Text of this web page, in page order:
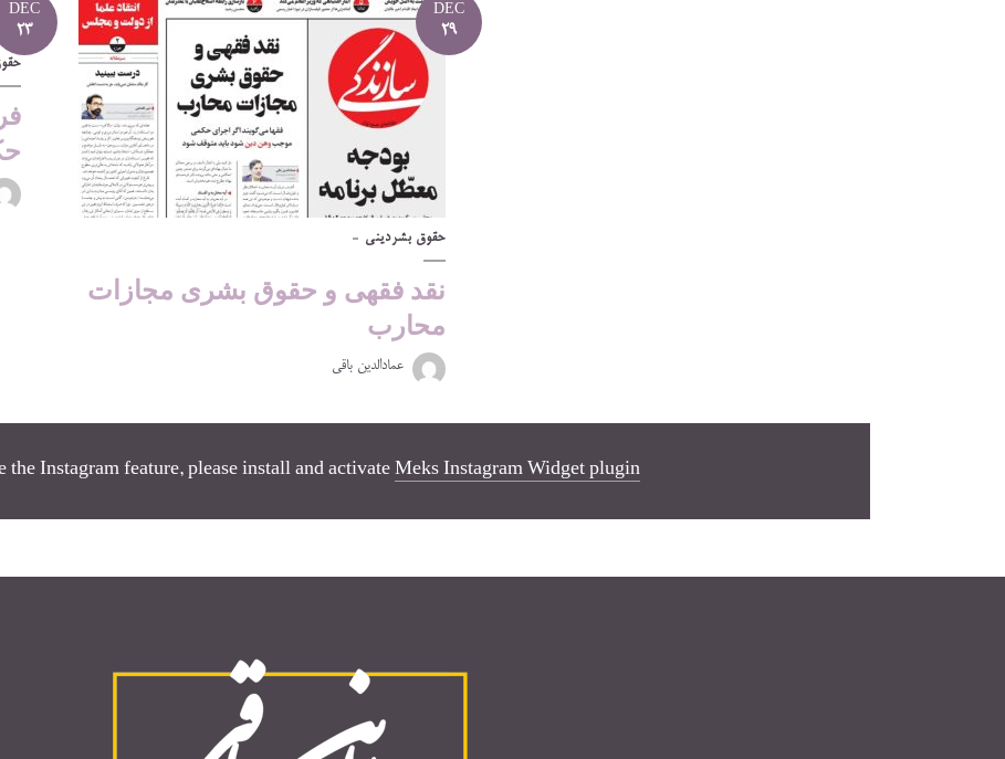
DEC
29
حقوق بشردینی
نقد فقهی و حقوق بشری مجازات
محارب
عمادالدین باقی
DEC
23
the Instagram feature, please install and activate Meks Instagram Widget plugin